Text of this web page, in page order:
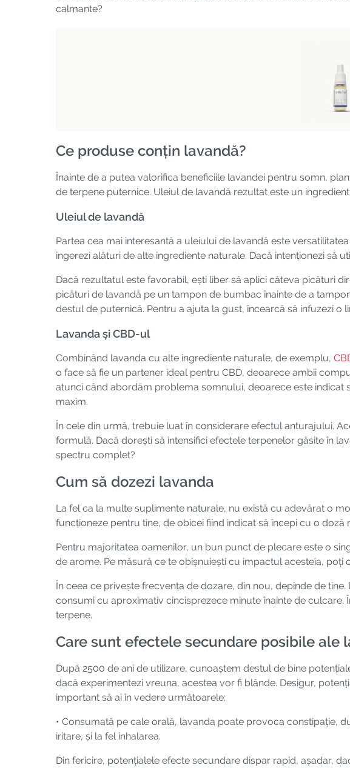
calmante?
Ce produse conțin lavandă?
Înainte de a putea valorifica beneficiile lavandei pentru somn,
de terpene puternice. Uleiul de lavandă rezultat este un
Uleiul de lavandă
Partea cea mai interesantă a uleiului de lavandă este
ingerezi alături de alte ingrediente naturale. Dacă intenționezi să
Dacă rezultatul este favorabil, ești liber să aplici câteva picături
picături de lavandă pe un tampon de bumbac înainte de a
destul de puternică. Pentru a ajuta la gust, încearcă să infuzezi
Lavanda și CBD-ul
Combinând lavanda cu alte ingrediente naturale, de exemplu,
o face să fie un partener ideal pentru CBD, deoarece ambii
atunci când abordăm problema somnului, deoarece este
maxim.
În cele din urmă, trebuie luat în considerare efectul anturajului.
formulă. Dacă dorești să intensifici efectele terpenelor găsite în
spectru complet?
Cum să dozezi lavanda
La fel ca la multe suplimente naturale, nu există cu adevărat o
funcționeze pentru tine, de obicei fiind indicat să începi cu o doză
Pentru majoritatea oamenilor, un bun punct de plecare este o
de arome. Pe măsură ce te obișnuiești cu impactul acesteia, poți
În ceea ce privește frecvența de dozare, din nou, depinde de
consumi cu aproximativ cincisprezece minute înainte de
terpene.
Care sunt efectele secundare posibile ale
După 2500 de ani de utilizare, cunoaștem destul de bine
dacă experimentezi vreuna, acestea vor fi blânde. Desigur,
important să ai în vedere următoarele:
• Consumată pe cale orală, lavanda poate provoca constipație,
iritare, și la fel inhalarea.
Din fericire, potențialele efecte secundare dispar rapid, așadar,